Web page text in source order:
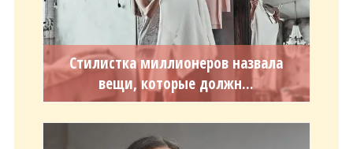
Стилистка миллионеров назвала
вещи, которые должн...